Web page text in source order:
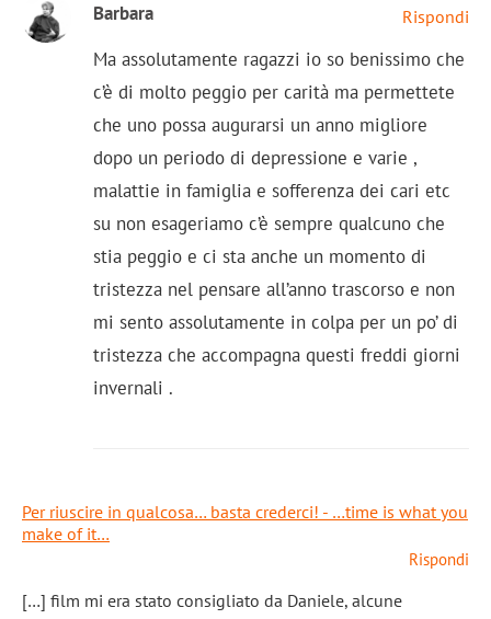
Barbara Rispondi
Ma assolutamente ragazzi io so benissimo che
c’è di molto peggio per carità ma permettete
che uno possa augurarsi un anno migliore
dopo un periodo di depressione e varie ,
malattie in famiglia e sofferenza dei cari etc
su non esageriamo c’è sempre qualcuno che
stia peggio e ci sta anche un momento di
tristezza nel pensare all’anno trascorso e non
mi sento assolutamente in colpa per un po’ di
tristezza che accompagna questi freddi giorni
invernali .
Per riuscire in qualcosa… basta crederci! - …time is what you
make of it…
Rispondi
[…] film mi era stato consigliato da Daniele, alcune